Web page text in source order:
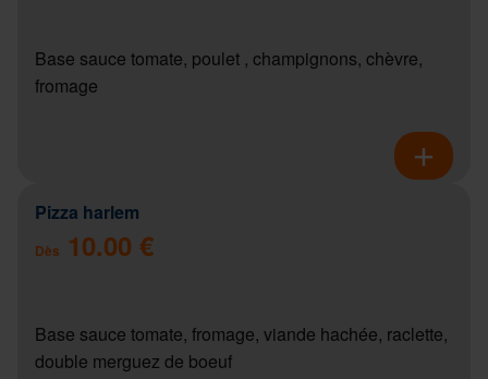
Base sauce tomate, poulet , champignons, chèvre,
fromage
Pizza harlem
Dès 10.00 €
Base sauce tomate, fromage, viande hachée, raclette,
double merguez de boeuf